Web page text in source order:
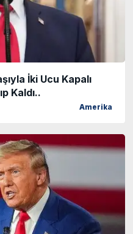
İki Ucu Kapalı
Kaldı..
Amerika